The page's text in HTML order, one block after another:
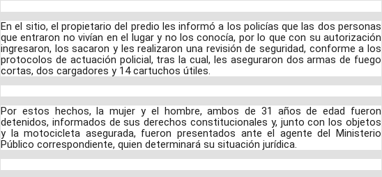
En el sitio, el propietario del predio les informó a los policías que las dos personas
que entraron no vivían en el lugar y no los conocía, por lo que con su autorización
ingresaron, los sacaron y les realizaron una revisión de seguridad, conforme a los
protocolos de actuación policial, tras la cual, les aseguraron dos armas de fuego
cortas, dos cargadores y 14 cartuchos útiles.
Por estos hechos, la mujer y el hombre, ambos de 31 años de edad fueron
detenidos, informados de sus derechos constitucionales y, junto con los objetos
y la motocicleta asegurada, fueron presentados ante el agente del Ministerio
Público correspondiente, quien determinará su situación jurídica.